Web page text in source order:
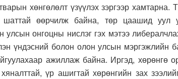
хөнгөлөлт үзүүлэх зэргээр
өөрчилж байна, төр цаашид уул
улсын онгоцны нислэг гэх мэтээ
үндэсний болон олон улсын мэргэжлийн
ажиллаж байна. Иргэд, хөрөнгө
үр ашигтай хөрөнгийн зах